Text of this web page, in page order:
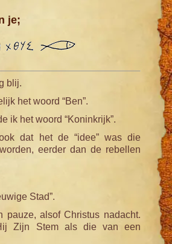
je;
blij.
het woord “Ben”.
ik het woord “Koninkrijk”.
dat het de “idee” was die
eerder dan de rebellen
Stad”.
pauze, alsof Christus nadacht.
Zijn Stem als die van een